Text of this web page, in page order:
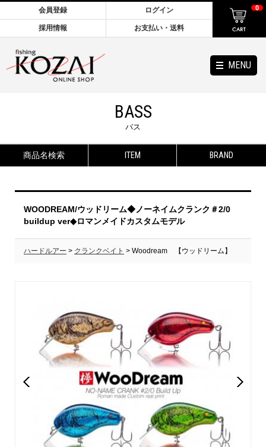
MENU
会員登録 ログイン
採用情報 お支払い・送料
0
BASS
バス
商品名検索 ITEM BRAND
WOODREAM/ウッドリーム◆ノーネイムクランク＃2/0
buildup ver◆ロマンメイドカスタムモデル
ハードルアー > クランクベイト > Woodream 【ウッドリーム】